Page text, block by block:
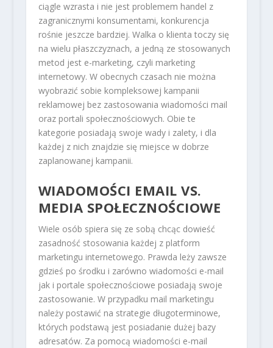
ciągle wzrasta i nie jest problemem handel z
zagranicznymi konsumentami, konkurencja
rośnie jeszcze bardziej. Walka o klienta toczy się
na wielu płaszczyznach, a jedną ze stosowanych
metod jest e-marketing, czyli marketing
internetowy. W obecnych czasach nie można
wyobrazić sobie kompleksowej kampanii
reklamowej bez zastosowania wiadomości mail
oraz portali społecznościowych. Obie te
kategorie posiadają swoje wady i zalety, i dla
każdej z nich znajdzie się miejsce w dobrze
zaplanowanej kampanii.
WIADOMOŚCI EMAIL VS.
MEDIA SPOŁECZNOŚCIOWE
Wiele osób spiera się ze sobą chcąc dowieść
zasadność stosowania każdej z platform
marketingu internetowego. Prawda leży zawsze
gdzieś po środku i zarówno wiadomości e-mail
jak i portale społecznościowe posiadają swoje
zastosowanie. W przypadku mail marketingu
należy postawić na strategie długoterminowe,
których podstawą jest posiadanie dużej bazy
adresatów. Za pomocą wiadomości e-mail